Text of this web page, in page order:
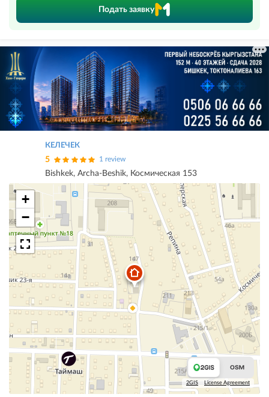
Подать заявку
КЕЛЕЧЕК
5 1 review
Bishkek, Archa-Beshik, Космическая 153
+
−
2GIS License Agreement